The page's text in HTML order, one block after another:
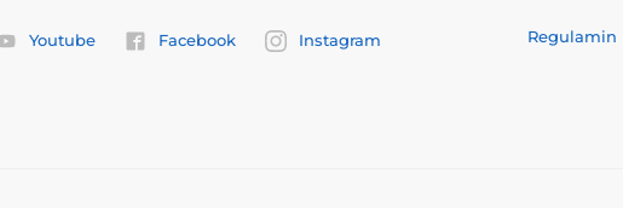
Youtube Facebook Instagram Regulamin